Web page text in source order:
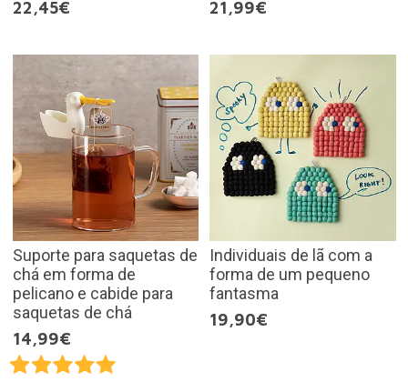
22,45€ 21,99€
Suporte para saquetas de
chá em forma de
pelicano e cabide para
saquetas de chá
14,99€
Individuais de lã com a
forma de um pequeno
fantasma
19,90€